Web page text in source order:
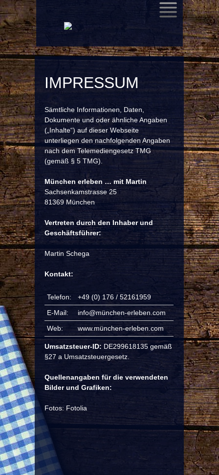
SKIP
TO
IMPRESSUM
Sämtliche Informationen, Daten,
Dokumente und oder ähnliche Angaben
(„Inhalte“) auf dieser Webseite
unterliegen den nachfolgenden Angaben
nach dem Telemediengesetz TMG
(gemäß § 5 TMG).
München erleben … mit Martin
Sachsenkamstrasse 25
81369 München
Vertreten durch den Inhaber und
Geschäftsführer:
Martin Schega
Kontakt:
Telefon:
+49 (0) 176 / 52161959
E-Mail:
info@münchen-erleben.com
Web:
www.münchen-erleben.com
Umsatzsteuer-ID: DE299618135 gemäß
§27 a Umsatzsteuergesetz.
Quellenangaben für die verwendeten
Bilder und Grafiken:
Fotos: Fotolia